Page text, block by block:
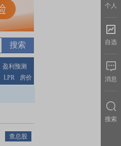
盈利预测
LPR 房价
个人
自选
消息
搜索